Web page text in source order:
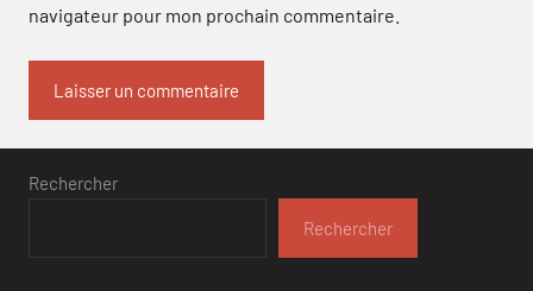
navigateur pour mon prochain commentaire.
Rechercher
Rechercher